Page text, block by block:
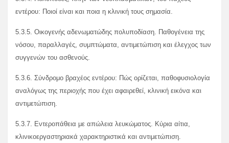
εντέρου: Ποιοί είναι και ποια η κλινική τους σημασία.
5.3.5. Οικογενής αδενωματώδης πολυποδίαση. Παθογένεια της
νόσου, παραλλαγές, συμπτώματα, αντιμετώπιση και έλεγχος των
συγγενών του ασθενούς.
5.3.6. Σύνδρομο βραχέος εντέρου: Πώς ορίζεται, παθοφυσιολογία
αναλόγως της περιοχής που έχει αφαιρεθεί, κλινική εικόνα και
αντιμετώπιση.
5.3.7. Εντεροπάθεια με απώλεια λευκώματος. Κύρια αίτια,
κλινικοεργαστηριακά χαρακτηριστικά και αντιμετώπιση.